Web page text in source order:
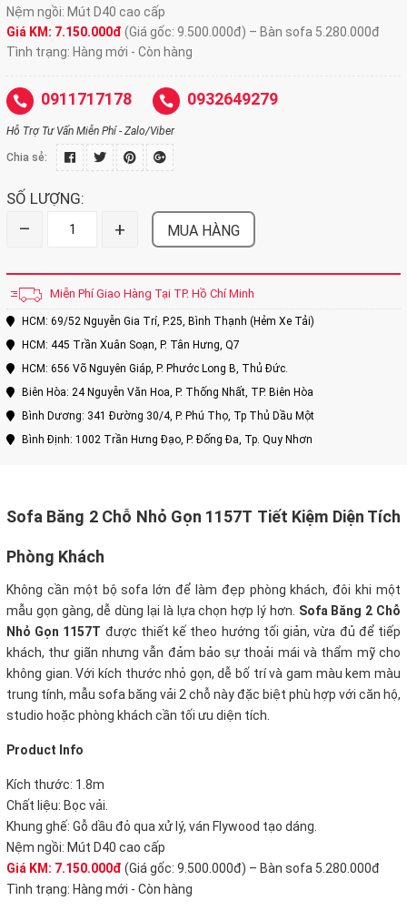
Nệm ngồi: Mút D40 cao cấp
Giá KM: 7.150.000đ (Giá gốc: 9.500.000đ) – Bàn sofa 5.280.000đ
Tình trạng: Hàng mới - Còn hàng
0911717178 0932649279
Hỗ Trợ Tư Vấn Miễn Phí - Zalo/Viber
Chia sẻ:
SỐ LƯỢNG:
– + MUA HÀNG
Miễn Phí Giao Hàng Tại TP. Hồ Chí Minh
HCM: 69/52 Nguyễn Gia Trí, P.25, Bình Thạnh (Hẻm Xe Tải)
HCM: 445 Trần Xuân Soạn, P. Tân Hưng, Q7
HCM: 656 Võ Nguyên Giáp, P. Phước Long B, Thủ Đức.
Biên Hòa: 24 Nguyễn Văn Hoa, P. Thống Nhất, TP. Biên Hòa
Bình Dương: 341 Đường 30/4, P. Phú Thọ, Tp Thủ Dầu Một
Bình Định: 1002 Trần Hưng Đạo, P. Đống Đa, Tp. Quy Nhơn
Sofa Băng 2 Chỗ Nhỏ Gọn 1157T Tiết Kiệm Diện Tích
Phòng Khách
Không cần một bộ sofa lớn để làm đẹp phòng khách, đôi khi một
mẫu gọn gàng, dễ dùng lại là lựa chọn hợp lý hơn. Sofa Băng 2 Chỗ
Nhỏ Gọn 1157T được thiết kế theo hướng tối giản, vừa đủ để tiếp
khách, thư giãn nhưng vẫn đảm bảo sự thoải mái và thẩm mỹ cho
không gian. Với kích thước nhỏ gọn, dễ bố trí và gam màu kem màu
trung tính, mẫu sofa băng vải 2 chỗ này đặc biệt phù hợp với căn hộ,
studio hoặc phòng khách cần tối ưu diện tích.
Product Info
Kích thước: 1.8m
Chất liệu: Bọc vải.
Khung ghế: Gỗ dầu đỏ qua xử lý, ván Flywood tạo dáng.
Nệm ngồi: Mút D40 cao cấp
Giá KM: 7.150.000đ (Giá gốc: 9.500.000đ) – Bàn sofa 5.280.000đ
Tình trạng: Hàng mới - Còn hàng